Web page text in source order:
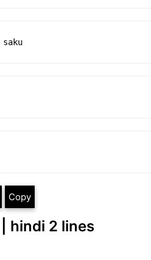
Copy
hindi 2 lines